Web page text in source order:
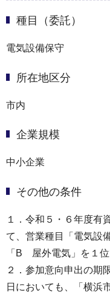
種目（委託）
電気設備保守
所在地区分
市内
企業規模
中小企業
その他の条件
１．令和５・６年度有
て、営業種目「電気設
「B 屋外電気」を１位
２．参加意向申出の期
日においても、「横浜